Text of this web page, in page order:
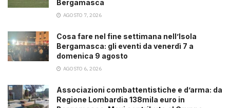
Bergamasca
AGOSTO 7, 2026
Cosa fare nel fine settimana nell’Isola
Bergamasca: gli eventi da venerdì 7 a
domenica 9 agosto
AGOSTO 6, 2026
Associazioni combattentistiche e d’arma: da
Regione Lombardia 138mila euro in